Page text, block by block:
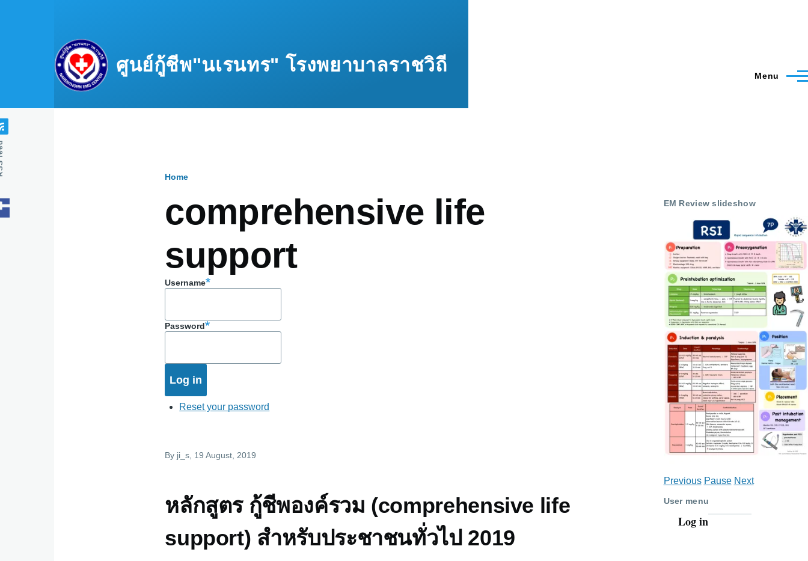
ศูนย์กู้ชีพ"นเรนทร" โรงพยาบาลราชวิถี Menu
Home
comprehensive life
support
Username
Password
Reset your password
By ji_s , 19 August, 2019
หลักสูตร กู้ชีพองค์รวม (comprehensive life
support) สำหรับประชาชนทั่วไป 2019
EM Review slideshow
Previous Pause Next
User menu
Log in